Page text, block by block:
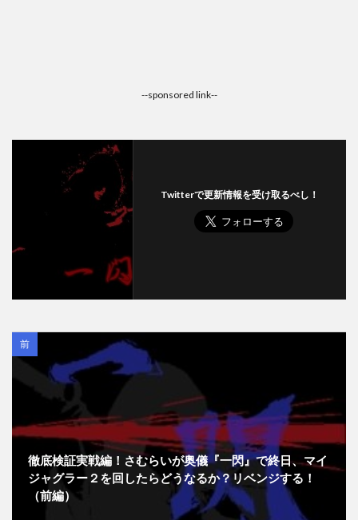
--sponsored link--
Twitterで更新情報を受け取るべし！
前
徹底検証実戦編！さむらいが奥儀『一閃』で終日、マイ
ジャグラー２を回したらどうなるか？リベンジする！
（前編）